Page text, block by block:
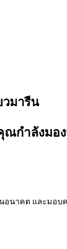
มารีน
ณกำลังมอ
อนาคต และมอ